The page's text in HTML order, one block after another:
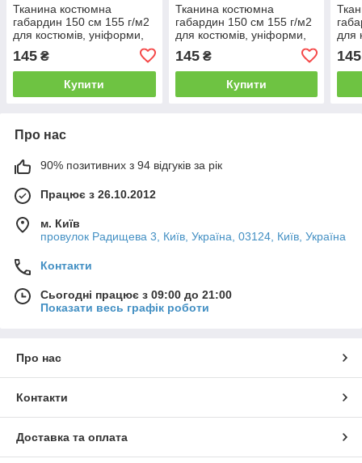
Тканина костюмна
габардин 150 см 155 г/м2
для костюмів, уніформи,
суконь, декору бузок
145 ₴
Купити
Тканина костюмна
габардин 150 см 155 г/м2
для костюмів, уніформи,
брюк, спідниць, жакетів,
суконь, декору ваніль
145₴
Купити
для
145
Про нас
90% позитивних з 94 відгуків за рік
Працює з 26.10.2012
м. Київ
провулок Радищева 3, Київ, Україна, 03124, Київ, Україна
Контакти
Сьогодні працює з 09:00 до 21:00
Показати весь графік роботи
Про нас
Контакти
Доставка та оплата